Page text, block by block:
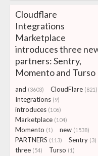
Cloudflare
Integrations
Marketplace
introduces three
partners: Sentry,
Momento and Turso
and (3603) CloudFlare (821)
Integrations (9)
introduces (106)
Marketplace (104)
Momento (1) new (1538)
PARTNERS (113) Sentry (3)
three (54) Turso (1)